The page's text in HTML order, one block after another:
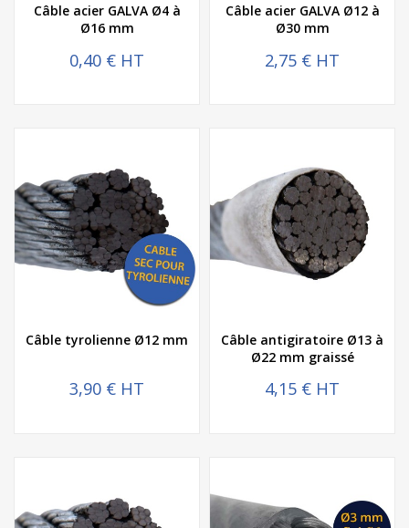
Câble acier GALVA Ø4 à
Ø16 mm
0,40 € HT
Câble acier GALVA Ø12 à
Ø30 mm
2,75 € HT
Câble tyrolienne Ø12 mm
3,90 € HT
Câble antigiratoire Ø13 à
Ø22 mm graissé
4,15 € HT